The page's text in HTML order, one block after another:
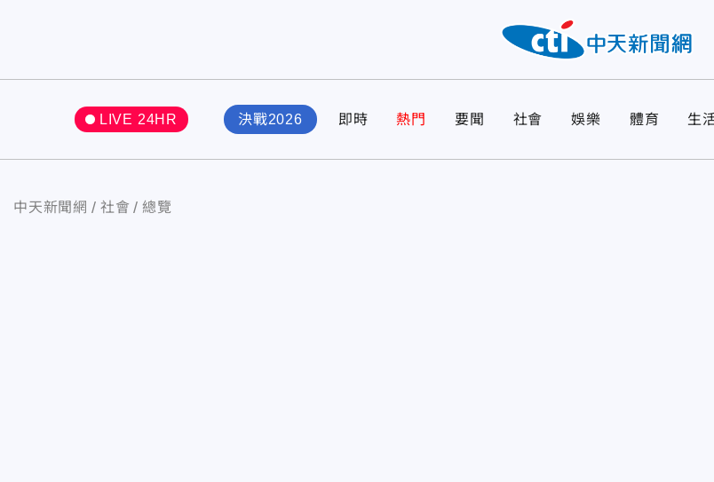
LIVE 24HR 決戰2026 即時 熱門 要聞 社會 娛樂 體育 生
中天新聞網 社會 總覽